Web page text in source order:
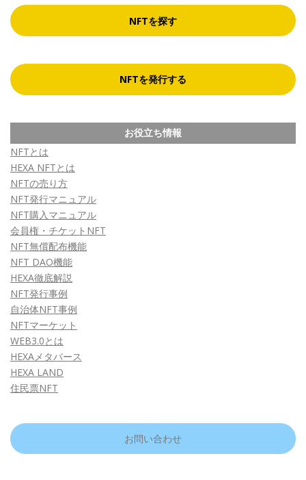
NFTを探す
NFTを発行する
お役立ち情報
NFTとは
HEXA NFTとは
NFTの売り方
NFT発行マニュアル
NFT購入マニュアル
会員権・チケットNFT
NFT無償配布機能
NFT DAO機能
HEXA徹底解説
NFT発行事例
自治体NFT事例
NFTマーケット
WEB3.0とは
HEXAメタバース
HEXA LAND
住民票NFT
お問い合わせ